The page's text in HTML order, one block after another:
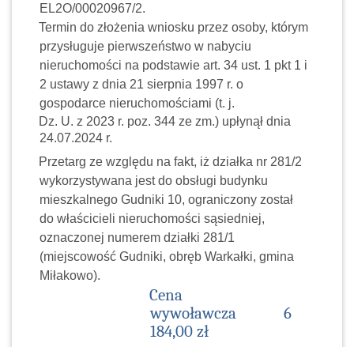
EL2O/00020967/2.
Termin do złożenia wniosku przez osoby, którym
przysługuje pierwszeństwo w nabyciu
nieruchomości na podstawie art. 34 ust. 1 pkt 1 i
2 ustawy z dnia 21 sierpnia 1997 r. o
gospodarce nieruchomościami (t. j.
Dz. U. z 2023 r. poz. 344 ze zm.) upłynął dnia
24.07.2024 r.
Przetarg ze względu na fakt, iż działka nr 281/2
wykorzystywana jest do obsługi budynku
mieszkalnego Gudniki 10, ograniczony został
do właścicieli nieruchomości sąsiedniej,
oznaczonej numerem działki 281/1
(miejscowość Gudniki, obręb Warkałki, gmina
Miłakowo).
Cena
wywoławcza
6
184,00 zł